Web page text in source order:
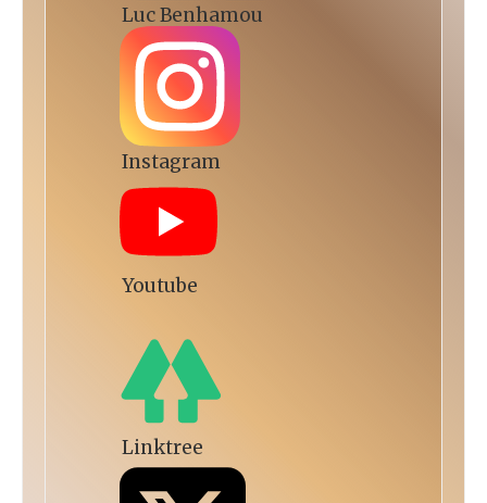
Luc Benhamou
Instagram
Youtube
Linktree